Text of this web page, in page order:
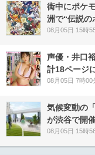
街中にポケ
洲で“伝説の
08月05日 15時
声優・井口
計18ページ
08月05日 7時00
気候変動の
が渋谷で開
08月05日 15時